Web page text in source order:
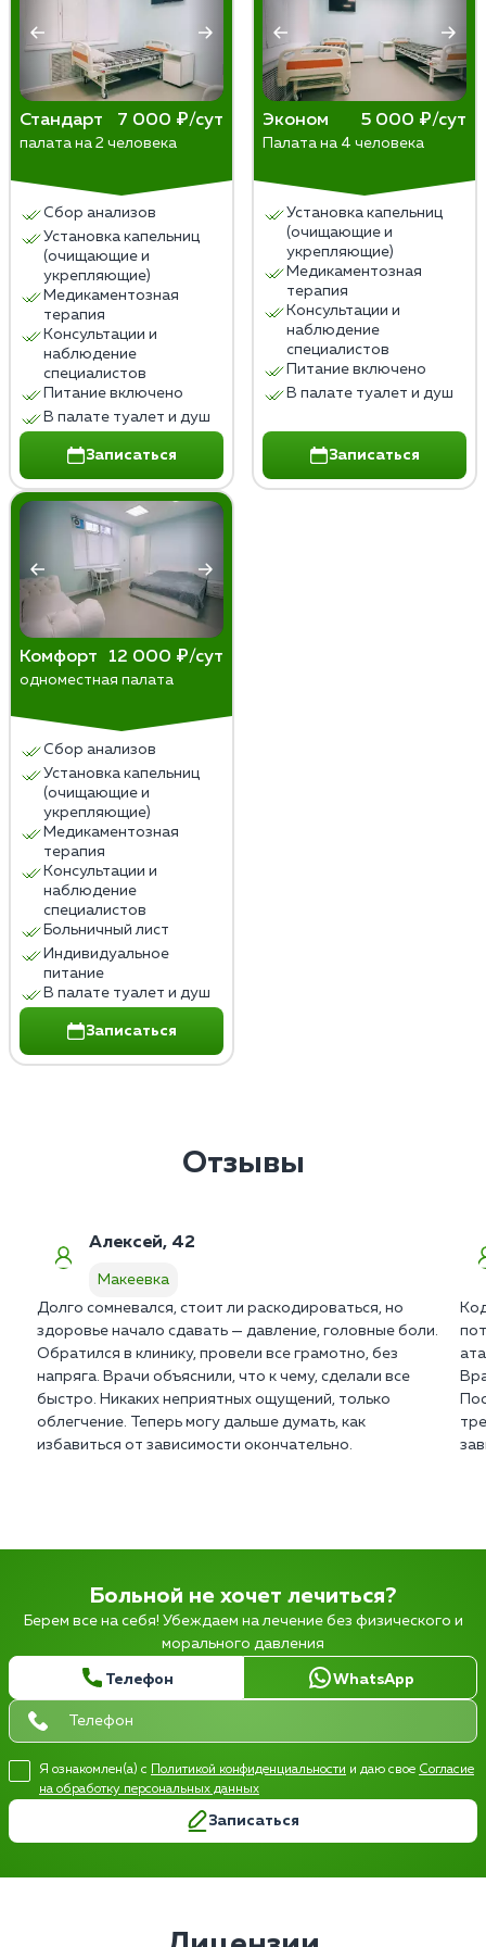
выйдет из организма естественным путем. Иногда,
впрочем, имплант изымают или назначают
диуретики, чтобы ускорить процесс. Пить сразу
после опасно — симптомы отравления хоть и будут
слабее, но проявятся.
стоит удержаться от спиртного, чтобы не ввергать
организм в стресс.
Стандарт 7 000 ₽/сут
палата на 2 человека
Сбор анализов
Установка капельниц
(очищающие и
укрепляющие)
Медикаментозная
терапия
Консультации и
наблюдение
специалистов
Питание включено
В палате туалет и душ
Записаться
Эконом 5 000 ₽/сут
Палата на 4 человека
Установка капельниц
(очищающие и
укрепляющие)
Медикаментозная
терапия
Консультации и
наблюдение
специалистов
Питание включено
В палате туалет и душ
Записаться
Комфорт 12 000 ₽/сут
одноместная палата
Сбор анализов
Установка капельниц
(очищающие и
укрепляющие)
Медикаментозная
терапия
Консультации и
наблюдение
специалистов
Больничный лист
Индивидуальное
питание
В палате туалет и душ
Записаться
Отзывы
Алексей, 42
Макеевка
Долго сомневался, стоит ли раскодироваться, но
здоровье начало сдавать — давление, головные боли.
Обратился в клинику, провели все грамотно, без
напряга. Врачи объяснили, что к чему, сделали все
быстро. Никаких неприятных ощущений, только
облегчение. Теперь могу дальше думать, как
избавиться от зависимости окончательно.
Больной не хочет лечиться?
Берем все на себя! Убеждаем на лечение без физического и
морального давления
Телефон WhatsApp
Я ознакомлен(а) с Политикой конфиденциальности и даю свое Согласие
на обработку персональных данных
Записаться